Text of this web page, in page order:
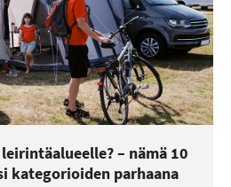
– nämä 10
kategorioiden parhaana